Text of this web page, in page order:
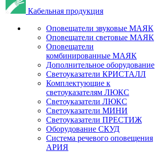
Кабельная продукция
Оповещатели звуковые МАЯК
Оповещатели световые МАЯК
Оповещатели
комбинированные МАЯК
Дополнительное оборудование
Светоуказатели КРИСТАЛЛ
Комплектующие к
светоуказателям ЛЮКС
Светоуказатели ЛЮКС
Светоуказатели МИНИ
Светоуказатели ПРЕСТИЖ
Оборудование СКУД
Система речевого оповещения
АРИЯ